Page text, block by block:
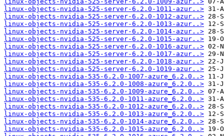
linux-objects-nvidia-525-server-6.2.0-1011-azur..>
linux-objects-nvidia-525-server-6.2.0-1012-azur..>
linux-objects-nvidia-525-server-6.2.0-1013-azur..>
linux-objects-nvidia-525-server-6.2.0-1014-azur..>
linux-objects-nvidia-525-server-6.2.0-1015-azur..>
linux-objects-nvidia-525-server-6.2.0-1016-azur..>
linux-objects-nvidia-525-server-6.2.0-1017-azur..>
linux-objects-nvidia-525-server-6.2.0-1018-azur..>
linux-objects-nvidia-525-server-6.2.0-1019-azur..>
linux-objects-nvidia-535-6.2.0-1007-azure_6.2.0..>
linux-objects-nvidia-535-6.2.0-1008-azure_6.2.0..>
linux-objects-nvidia-535-6.2.0-1009-azure_6.2.0..>
linux-objects-nvidia-535-6.2.0-1011-azure_6.2.0..>
linux-objects-nvidia-535-6.2.0-1012-azure_6.2.0..>
linux-objects-nvidia-535-6.2.0-1013-azure_6.2.0..>
linux-objects-nvidia-535-6.2.0-1014-azure_6.2.0..>
linux-objects-nvidia-535-6.2.0-1015-azure_6.2.0..>